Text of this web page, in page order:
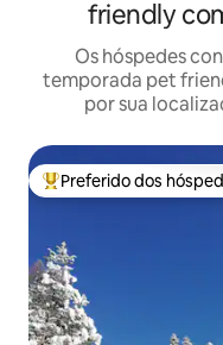
friendly
Os hóspedes
temporada pet
por sua
Entre os melhores
Preferido dos